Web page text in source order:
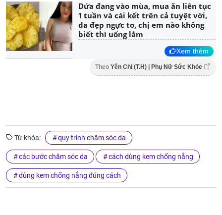
Dứa đang vào mùa, mua ăn liên tục
1 tuần và cái kết trên cả tuyệt vời,
da đẹp ngực to, chị em nào không
biết thì uổng lắm
Xem thêm
Theo Yên Chi (T.H) | Phụ Nữ Sức Khỏe
Từ khóa: quy trình chăm sóc da
các bước chăm sóc da cách dùng kem chống nắng
dùng kem chống nắng đúng cách